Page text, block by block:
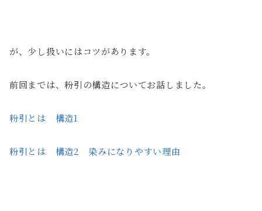
が、少し扱いにはコツがあります。
前回までは、粉引の構造についてお話しました。
粉引とは 構造1
粉引とは 構造2 染みになりやすい理由